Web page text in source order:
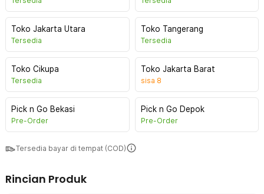
Toko Jakarta Utara
Tersedia
Toko Tangerang
Tersedia
Toko Cikupa
Tersedia
Toko Jakarta Barat
sisa 8
Pick n Go Bekasi
Pre-Order
Pick n Go Depok
Pre-Order
Tersedia bayar di tempat (COD)
Rincian Produk